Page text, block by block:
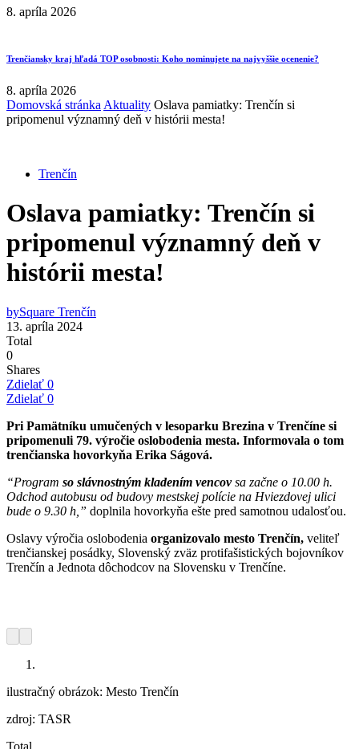
8. apríla 2026
Trenčiansky kraj hľadá TOP osobnosti: Koho nominujete na najvyššie ocenenie?
8. apríla 2026
Domovská stránka Aktuality Oslava pamiatky: Trenčín si
pripomenul významný deň v histórii mesta!
Trenčín
Oslava pamiatky: Trenčín si
pripomenul významný deň v
histórii mesta!
bySquare Trenčín
13. apríla 2024
Total
0
Shares
Zdielať 0
Zdielať 0
Pri Pamätníku umučených v lesoparku Brezina v Trenčíne si
pripomenuli 79. výročie oslobodenia mesta. Informovala o tom
trenčianska hovorkyňa Erika Ságová.
“Program so slávnostným kladením vencovsa začne o 10.00 h.
Odchod autobusu od budovy mestskej polície na Hviezdovej ulici
bude o 9.30 h,” doplnila hovorkyňa ešte pred samotnou udalosťou.
Oslavy výročia oslobodenia organizovalo mesto Trenčín, veliteľ
trenčianskej posádky, Slovenský zväz protifašistických bojovníkov
Trenčín a Jednota dôchodcov na Slovensku v Trenčíne.
ilustračný obrázok: Mesto Trenčín
zdroj: TASR
Total